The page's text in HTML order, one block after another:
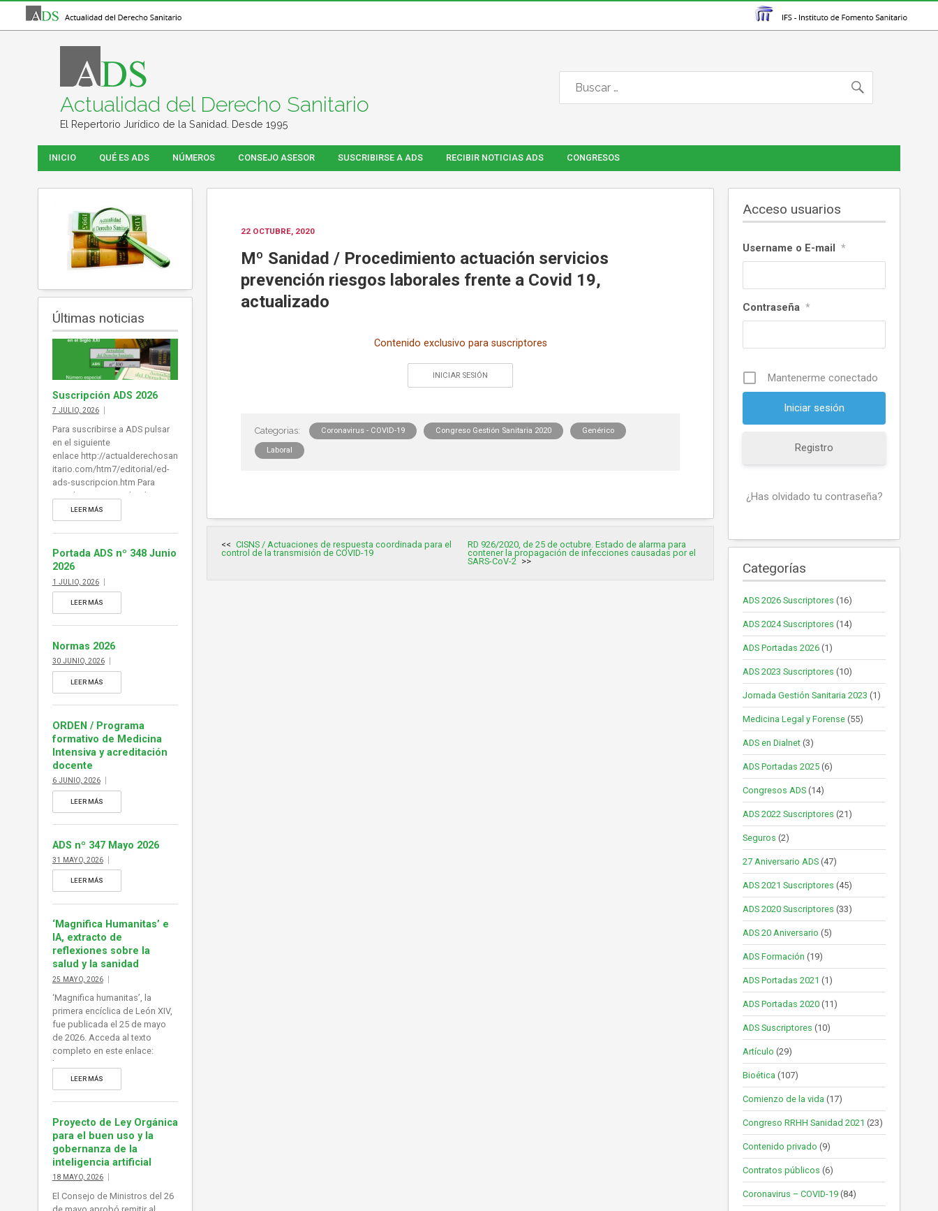
Actualidad del Derecho Sanitario
El Repertorio Jurídico de la Sanidad. Desde 1995
INICIO QUÉ ES ADS NÚMEROS CONSEJO ASESOR SUSCRIBIRSE A ADS RECIBIR NOTICIAS ADS CONGRESOS
Últimas noticias
Suscripción ADS 2026
7 JULIO, 2026
Para suscribirse a ADS pulsar
en el siguiente
enlace http://actualderechosan
itario.com/htm7/editorial/ed-
ads-suscripcion.htm Para
visualizar un ejemplar de ADS
(si desea desplegar índice de
contenidos al margen del E-
Book puede habilitarlo en
Explorer y en Chrome en la
barra de herramientas superior.
cada noticia desde la portada
pulsando en el titular): pulse en
este enlace para visualizar un
ejemplar de ADS […]
LEER MÁS
Portada ADS nº 348 Junio
2026
1 JULIO, 2026
LEER MÁS
Normas 2026
30 JUNIO, 2026
LEER MÁS
ORDEN / Programa
formativo de Medicina
Intensiva y acreditación
docente
6 JUNIO, 2026
LEER MÁS
ADS nº 347 Mayo 2026
31 MAYO, 2026
LEER MÁS
‘Magnifica Humanitas’ e
IA, extracto de
reflexiones sobre la
salud y la sanidad
25 MAYO, 2026
‘Magnifica humanitas’, la
primera encíclica de León XIV,
fue publicada el 25 de mayo
de 2026. Acceda al texto
completo en este enlace:
https://www.vatican.va/content
/leo-
xiv/es/encyclicals/documents/
20260515-magnifica-
humanitas.html
LEER MÁS
Proyecto de Ley Orgánica
para el buen uso y la
gobernanza de la
inteligencia artificial
18 MAYO, 2026
El Consejo de Ministros del 26
22 OCTUBRE, 2020
Mº Sanidad / Procedimiento actuación servicios
prevención riesgos laborales frente a Covid 19,
actualizado
Contenido exclusivo para suscriptores
INICIAR SESIÓN
Coronavirus - COVID-19 Congreso Gestión Sanitaria 2020 Genérico
Laboral
de
entradas
CISNS / Actuaciones de respuesta coordinada para el
control de la transmisión de COVID-19
RD 926/2020, de 25 de octubre. Estado de alarma para
contener la propagación de infecciones causadas por el
SARS-CoV-2
Acceso usuarios
Username o E-mail *
Contraseña *
Mantenerme conectado
Registro
¿Has olvidado tu contraseña?
Categorías
ADS 2026 Suscriptores (16)
ADS 2024 Suscriptores (14)
ADS Portadas 2026(1)
ADS 2023 Suscriptores (10)
Jornada Gestión Sanitaria 2023 (1)
Medicina Legal y Forense(55)
ADS en Dialnet(3)
ADS Portadas 2025(6)
Congresos ADS(14)
ADS 2022 Suscriptores (21)
Seguros (2)
27 Aniversario ADS(47)
ADS 2021 Suscriptores (45)
ADS 2020 Suscriptores (33)
ADS 20 Aniversario (5)
ADS Formación (19)
ADS Portadas 2021 (1)
ADS Portadas 2020(11)
ADS Suscriptores (10)
Artículo (29)
Bioética (107)
Comienzo de la vida (17)
Congreso RRHH Sanidad 2021 (23)
Contenido privado (9)
Contratos públicos (6)
Coronavirus – COVID-19(84)